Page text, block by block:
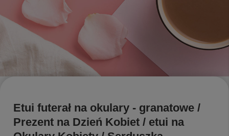
Etui futerał na okulary - granatowe /
Prezent na Dzień Kobiet / etui na